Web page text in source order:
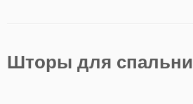
Шторы для спальни